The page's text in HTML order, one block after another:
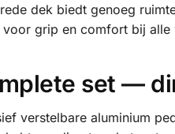
dek biedt genoeg
grip en comfort bij alle
set —
verstelbare aluminium